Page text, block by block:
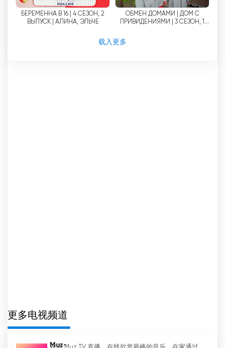
БЕРЕМЕННА В 16 | 4 СЕЗОН, 2
ВЫПУСК | АЛИНА, ЭЛЬЧЕ
ОБМЕН ДОМАМИ | ДОМ С
ПРИВИДЕНИЯМИ | 3 СЕЗОН, 1
载入更多
更多电视频道
Muz-